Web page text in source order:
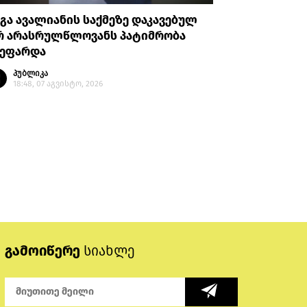
ავალიანის საქმეზე დაკავებულ
არასრულწლოვანს პატიმრობა
პუბლიკა
18:48, 07 აგვისტო, 2026
გამოიწერე სიახლე